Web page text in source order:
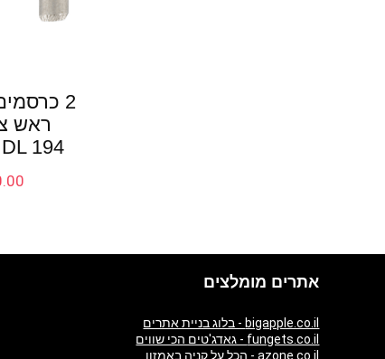
ראש
194
אתרים מומלצים
bigapple.co.il - בלוג בניית אתרים
fungets.co.il - גאדג'טים הכי שווים
azone.co.il - הכל על קניה באמזון